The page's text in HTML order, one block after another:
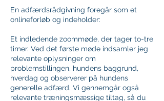
En adfærdsrådgivning foregår som et
onlineforløb og indeholder:​
Et indledende zoommøde, der tager to-tre
timer. Ved det første møde indsamler jeg
relevante oplysninger om
problemstillingen, hundens baggrund,
hverdag og observerer på hundens
generelle adfærd. Vi gennemgår også
relevante træningsmæssige tiltag, så du